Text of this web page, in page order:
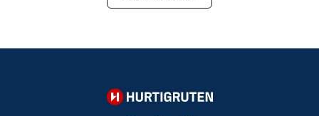
Hurtigruten